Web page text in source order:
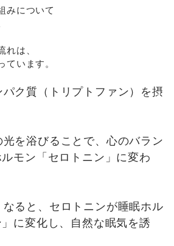
みについて
れは、
ています。
ク質（トリプトファン）を摂
を浴びることで、心のバラン
モン「セロトニン」に変わ
ると、セロトニンが睡眠ホル
に変化し、自然な眠気を誘